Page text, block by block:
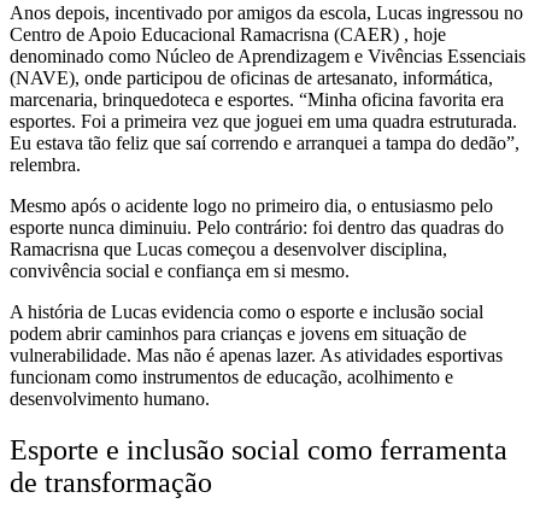
Anos depois, incentivado por amigos da escola, Lucas ingressou no
Centro de Apoio Educacional Ramacrisna (CAER) , hoje
denominado como Núcleo de Aprendizagem e Vivências Essenciais
(NAVE), onde participou de oficinas de artesanato, informática,
marcenaria, brinquedoteca e esportes. “Minha oficina favorita era
esportes. Foi a primeira vez que joguei em uma quadra estruturada.
Eu estava tão feliz que saí correndo e arranquei a tampa do dedão”,
relembra.
Mesmo após o acidente logo no primeiro dia, o entusiasmo pelo
esporte nunca diminuiu. Pelo contrário: foi dentro das quadras do
Ramacrisna que Lucas começou a desenvolver disciplina,
convivência social e confiança em si mesmo.
A história de Lucas evidencia como o esporte e inclusão social
podem abrir caminhos para crianças e jovens em situação de
vulnerabilidade. Mas não é apenas lazer. As atividades esportivas
funcionam como instrumentos de educação, acolhimento e
desenvolvimento humano.
Esporte e inclusão social como ferramenta
de transformação